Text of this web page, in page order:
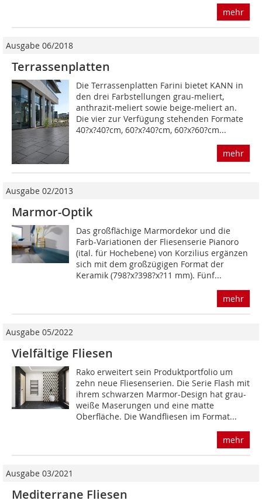
mehr
Ausgabe 06/2018
Terrassenplatten
Die Terrassenplatten Farini bietet KANN in
den drei Farbstellungen grau-meliert,
anthrazit-meliert sowie beige-meliert an.
Die vier zur Verfügung stehenden Formate
40?x?40?cm, 60?x?40?cm, 60?x?60?cm...
mehr
Ausgabe 02/2013
Marmor-Optik
Das großflächige Marmordekor und die
Farb-Variationen der Fliesenserie Pianoro
(ital. für Hochebene) von Korzilius ergänzen
sich mit dem großzügigen Format der
Keramik (798?x?398?x?11 mm). Fünf...
mehr
Ausgabe 05/2022
Vielfältige Fliesen
Rako erweitert sein Produktportfolio um
zehn neue Fliesen­serien. Die Serie Flash mit
ihrem schwarzen Marmor-Design hat grau-
weiße Maserungen und eine matte
Oberfläche. Die Wandfliesen im Format...
mehr
Ausgabe 03/2021
Mediterrane Fliesen